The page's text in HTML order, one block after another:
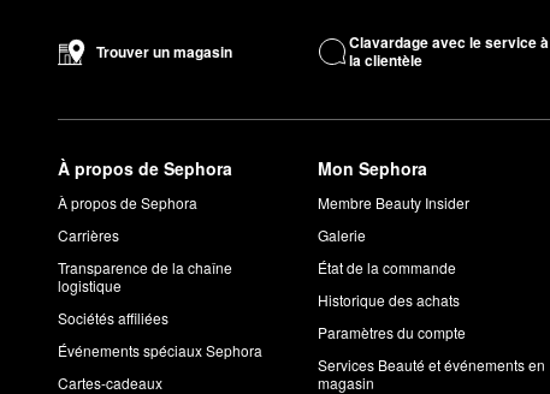
Trouver un magasin
Clavardage avec le service à
la clientèle
À propos de Sephora
À propos de Sephora
Carrières
Transparence de la chaîne
logistique
Sociétés affiliées
Événements spéciaux Sephora
Cartes-cadeaux
Mon Sephora
Membre Beauty Insider
Galerie
État de la commande
Historique des achats
Paramètres du compte
Services Beauté et événements en
magasin